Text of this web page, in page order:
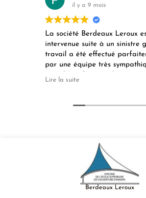
il y a 9 mois
La société Berdeaux Leroux
intervenue suite à un sinistre
travail a été effectué
par une équipe très
grands professionnels que je
Lire la suite
Berdeaux Leroux